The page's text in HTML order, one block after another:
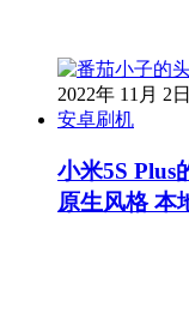
2022年 11月 2日
安卓刷机
小米5S Plus
原生风格 本